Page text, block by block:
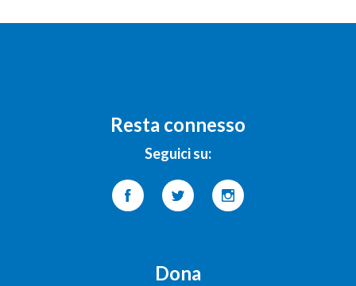
Resta connesso
Seguici su:
Dona